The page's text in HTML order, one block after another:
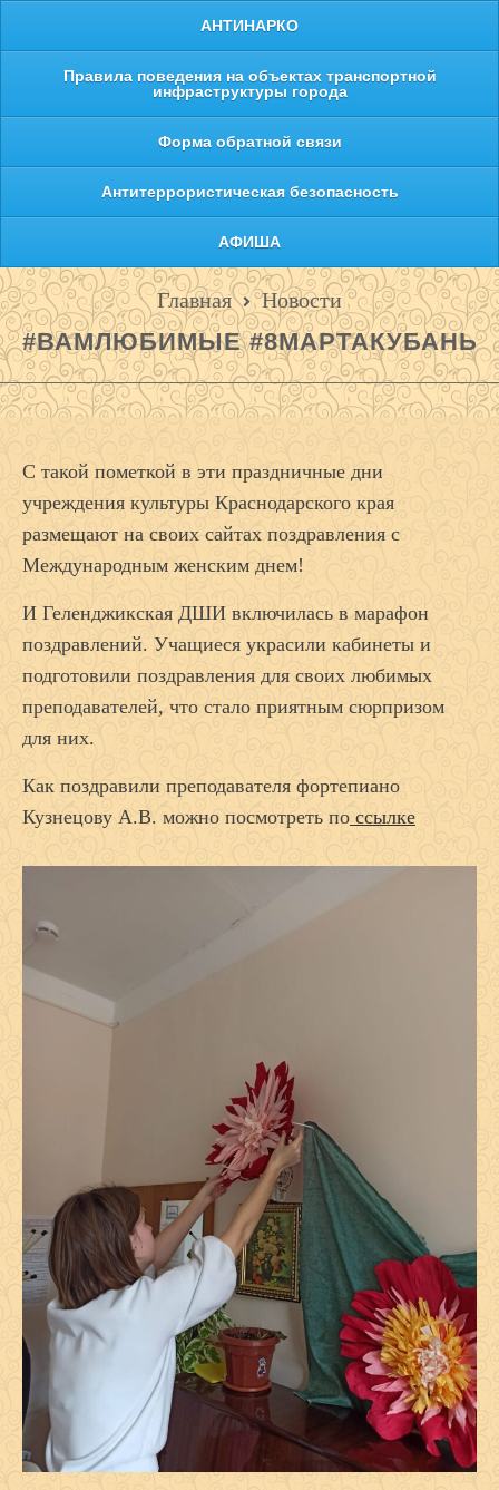
АНТИНАРКО
Правила поведения на объектах транспортной
инфраструктуры города
Форма обратной связи
Антитеррористическая безопасность
АФИША
Главная Новости
#ВАМЛЮБИМЫЕ #8МАРТАКУБАНЬ
С такой пометкой в эти праздничные дни
учреждения культуры Краснодарского края
размещают на своих сайтах поздравления с
Международным женским днем!
И Геленджикская ДШИ включилась в марафон
поздравлений. Учащиеся украсили кабинеты и
подготовили поздравления для своих любимых
преподавателей, что стало приятным сюрпризом
для них.
Как поздравили преподавателя фортепиано
Кузнецову А.В. можно посмотреть по ссылке